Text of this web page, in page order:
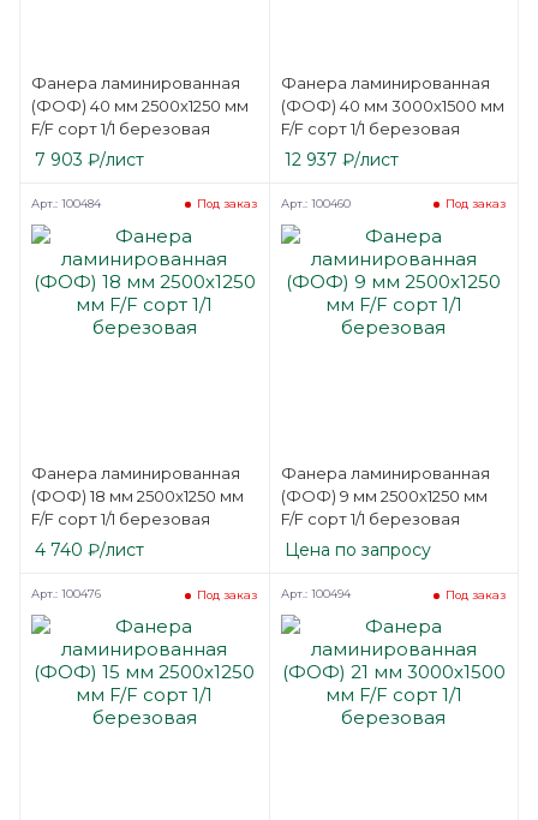
Фанера ламинированная
(ФОФ) 40 мм 2500х1250 мм
F/F сорт 1/1 березовая
7 903 ₽/лист
Фанера ламинированная
(ФОФ) 40 мм 3000х1500 мм
F/F сорт 1/1 березовая
12 937 ₽/лист
Фанера ламинированная
(ФОФ) 18 мм 2500х1250 мм
F/F сорт 1/1 березовая
Под заказ
Арт.: 100484
4 740 ₽/лист
Фанера ламинированная
(ФОФ) 9 мм 2500х1250 мм
F/F сорт 1/1 березовая
Под заказ
Арт.: 100460
Цена по запросу
Под заказ
Арт.: 100476 Под заказ
Арт.: 100494